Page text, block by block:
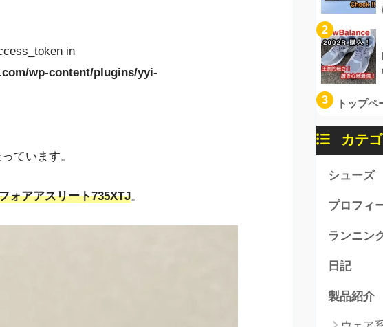
in
wp-content/plugins/yyi-
ています。
ォアアスリート735XTJ。
2
3 トップ
カテ
シューズ
プロフィ
ランニン
日記
製品紹介